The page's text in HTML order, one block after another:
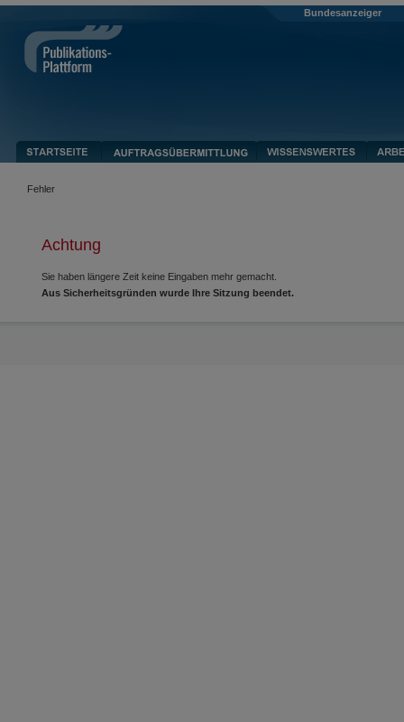
Bundesanzeiger
Fehler
Achtung
Sie haben längere Zeit keine Eingaben mehr gemacht.
Aus Sicherheitsgründen wurde Ihre Sitzung beendet.